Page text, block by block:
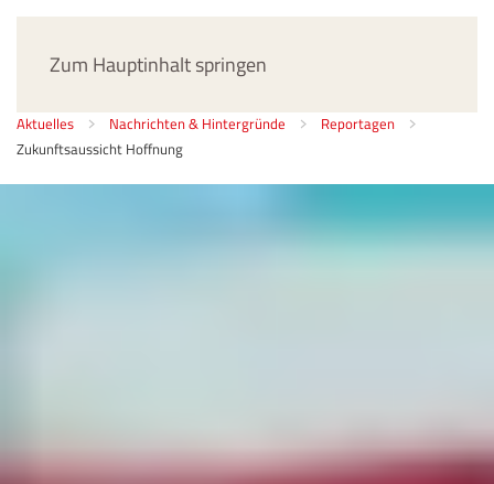
Zum Hauptinhalt springen
Aktuelles Nachrichten & Hintergründe
Reportagen
Zukunftsaussicht Hoffnung